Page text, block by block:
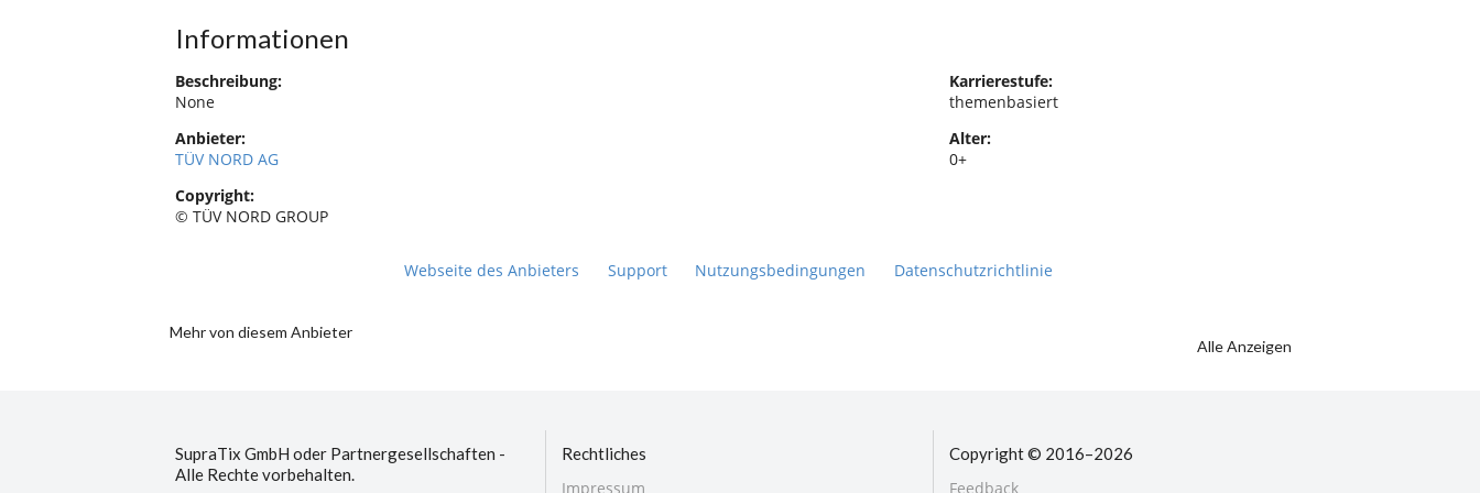
Informationen
Beschreibung:
None
Anbieter:
TÜV NORD AG
Copyright:
© TÜV NORD GROUP
Karrierestufe:
themenbasiert
Alter:
0+
Webseite des Anbieters Support Nutzungsbedingungen Datenschutzrichtlinie
Mehr von diesem Anbieter
Alle Anzeigen
SupraTix GmbH oder Partnergesellschaften -
Alle Rechte vorbehalten.
Rechtliches
Impressum
Copyright © 2016–2026
Feedback